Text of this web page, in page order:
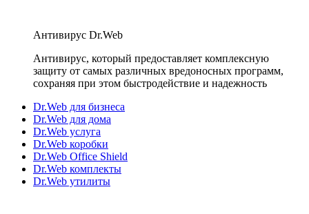
Антивирус Dr.Web
Антивирус, который предоставляет комплексную
защиту от самых различных вредоносных программ,
сохраняя при этом быстродействие и надежность
Dr.Web для бизнеса
Dr.Web для дома
Dr.Web услуга
Dr.Web коробки
Dr.Web Office Shield
Dr.Web комплекты
Dr.Web утилиты